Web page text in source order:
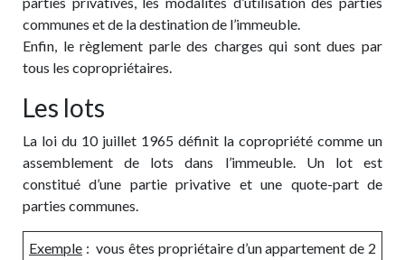
communes et de la destination de l’immeuble.
Enfin, le règlement parle des charges qui sont dues par
tous les copropriétaires.
Les lots
La loi du 10 juillet 1965 définit la copropriété comme un
assemblement de lots dans l’immeuble. Un lot est
constitué d’une partie privative et une quote-part de
parties communes.
Exemple : vous êtes propriétaire d’un appartement de 2